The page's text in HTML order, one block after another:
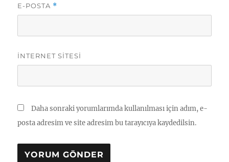
E-POSTA *
İNTERNET SITESI
Daha sonraki yorumlarımda kullanılması için adım, e-
posta adresim ve site adresim bu tarayıcıya kaydedilsin.